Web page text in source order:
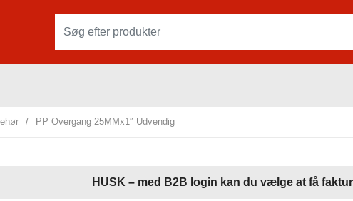
/ PP Overgang 25MMx1″ Udvendig
HUSK – med B2B login kan du vælge at få